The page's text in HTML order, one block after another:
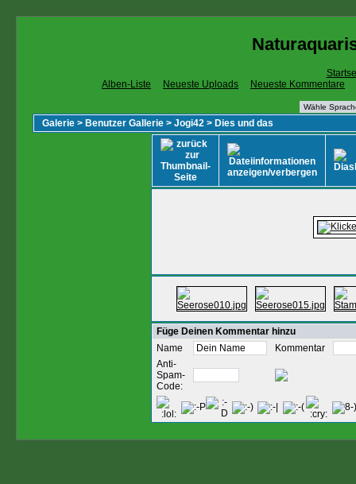
Alben-Liste
Neueste Uploads Neueste Kommentare
Galerie > Benutzer Gallerie > Jogi42 > Dies und das
Füge Deinen Kommentar hinzu
Name
Kommentar
Anti-
Spam-
Code: